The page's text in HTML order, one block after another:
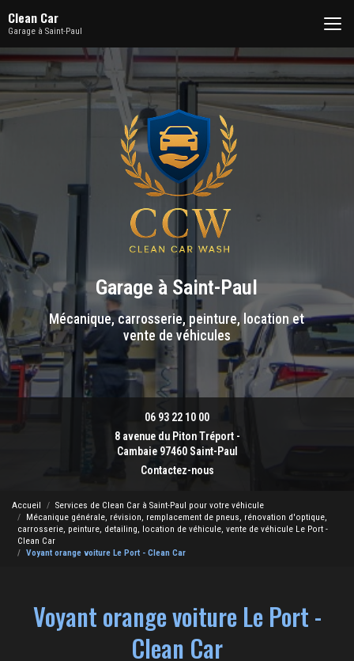
au
contenu
principal
Clean Car
Garage à Saint-Paul
Garage à Saint-Paul
Mécanique, carrosserie, peinture, location et
vente de véhicules
06 93 22 10 00
8 avenue du Piton Tréport -
Cambaie 97460 Saint-Paul
Contactez-nous
Accueil
Services de Clean Car à Saint-Paul pour votre véhicule
Mécanique générale, révision, remplacement de pneus, rénovation d'optique,
carrosserie, peinture, detailing, location de véhicule, vente de véhicule Le Port -
Clean Car
Voyant orange voiture Le Port - Clean Car
Voyant orange voiture Le Port -
Clean Car